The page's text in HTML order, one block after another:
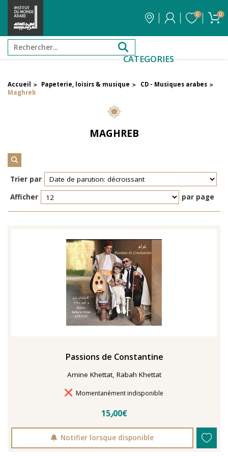
0 0
CATEGORIES
FILTRER PAR PRIX
Réinitialiser les filtres
TENTER L'ART POUR SOIGNER
Accueil > Papeterie, loisirs & musique > CD - Musiques arabes >
Maghreb
MAGHREB
Trier par
Afficher
par page
Passions de Constantine
Amine Khettat, Rabah Khettat
Délais de livraison
Momentanément indisponible
15٫00€
Notifier lorsque disponible